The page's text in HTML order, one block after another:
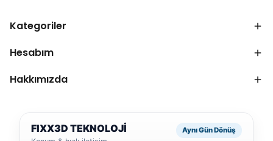
Kategoriler
Hesabım
Hakkımızda
FIXX3D TEKNOLOJİ Aynı Gün Dönüş